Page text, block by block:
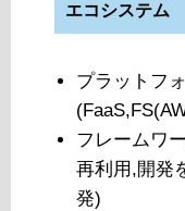
エコシステム
プラットフ
フレームワ
再利用,開発
発)